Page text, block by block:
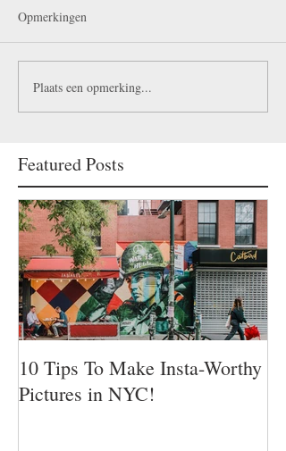
Opmerkingen
Plaats een opmerking...
Featured Posts
10 Tips To Make Insta-Worthy
Pictures in NYC!